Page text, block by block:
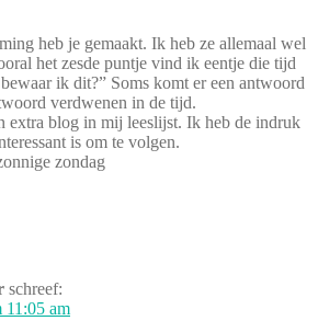
heb je gemaakt. Ik heb ze allemaal wel
het zesde puntje vind ik eentje die tijd
ik dit?” Soms komt er een antwoord
verdwenen in de tijd.
extra blog in mij leeslijst. Ik heb de indruk
is om te volgen.
zondag
schreef:
11:05 am